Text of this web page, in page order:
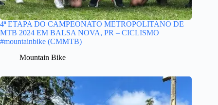
4ª ETAPA DO CAMPEONATO METROPOLITANO DE
MTB 2024 EM BALSA NOVA, PR – CICLISMO
#mountainbike (CMMTB)
Mountain Bike